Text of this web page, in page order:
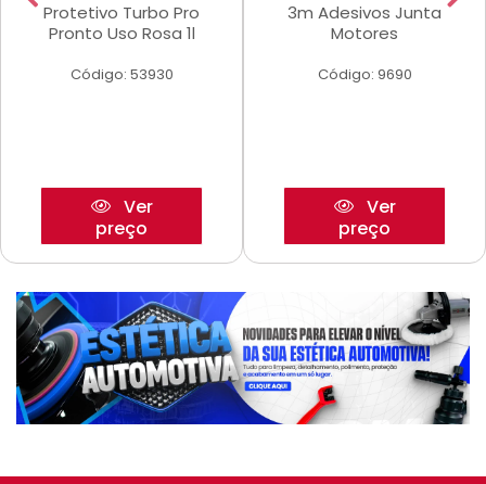
Protetivo Turbo Pro
Pronto Uso Rosa 1l
Código: 53930
Ver
preço
3m Adesivos Junta
Motores
Código: 9690
Ver
preço